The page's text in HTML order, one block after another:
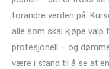
forandre verden på.
alle som skal kjøpe valp
profesjonell – og
være i stand til å se at